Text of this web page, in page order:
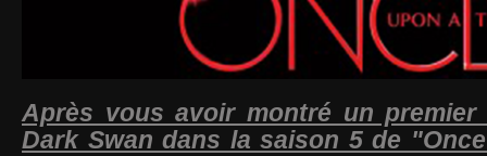
Après vous avoir montré un premier
Dark Swan dans la saison 5 de